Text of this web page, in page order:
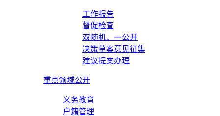
工作报告
督促检查
双随机、一公开
决策草案意见征集
建议提案办理
重点领域公开
义务教育
户籍管理